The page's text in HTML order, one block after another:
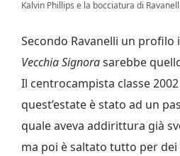
Kalvin Phillips e la bocciatura di
Secondo Ravanelli un profilo
Vecchia Signorasarebbe
Il centrocampista classe 2002
quest’estate è stato ad un
quale aveva addirittura già
ma poi è saltato tutto per